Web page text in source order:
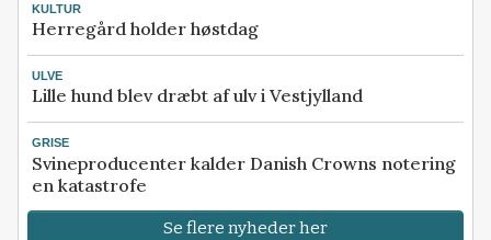
KULTUR
Herregård holder høstdag
ULVE
Lille hund blev dræbt af ulv i Vestjylland
GRISE
Svineproducenter kalder Danish Crowns notering
en katastrofe
Se flere nyheder her